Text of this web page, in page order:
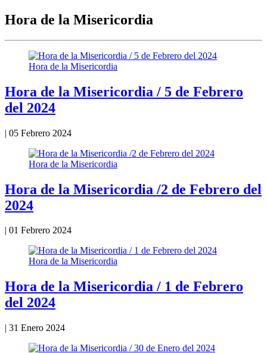
Hora de la Misericordia
Hora de la Misericordia
Hora de la Misericordia / 5 de Febrero
del 2024
| 05 Febrero 2024
Hora de la Misericordia
Hora de la Misericordia /2 de Febrero del
2024
| 01 Febrero 2024
Hora de la Misericordia
Hora de la Misericordia / 1 de Febrero
del 2024
| 31 Enero 2024